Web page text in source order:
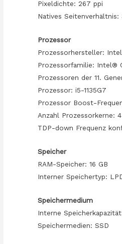
Pixeldichte: 267 ppi
Natives Seitenverhältnis:
Prozessor
Prozessorhersteller: Intel
Prozessorfamilie: Intel®
Prozessoren der 11.
Prozessor: i5-1135G7
Prozessor Boost-
Anzahl Prozessorkerne: 4
TDP-down Frequenz
Speicher
RAM-Speicher: 16 GB
Interner Speichertyp:
Speichermedium
Interne
Speichermedien: SSD